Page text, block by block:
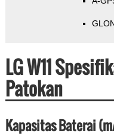
LG W11
Patokan
Kapasitas Baterai